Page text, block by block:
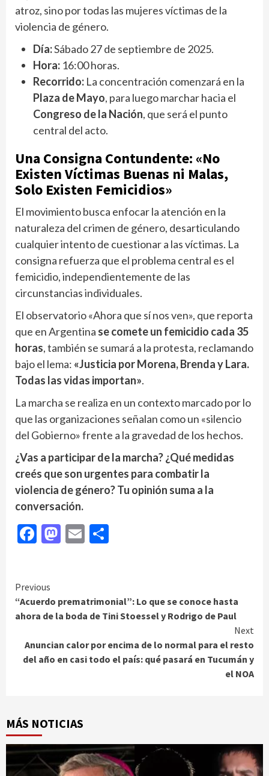
atroz, sino por todas las mujeres víctimas de la
violencia de género.
Día:Sábado 27 de septiembre de 2025.
Hora: 16:00 horas.
Recorrido: La concentración comenzará en la
Plaza de Mayo, para luego marchar hacia el
Congreso de la Nación, que será el punto
central del acto.
Una Consigna Contundente: «No
Existen Víctimas Buenas ni Malas,
Solo Existen Femicidios»
El movimiento busca enfocar la atención en la
naturaleza del crimen de género, desarticulando
cualquier intento de cuestionar a las víctimas. La
consigna refuerza que el problema central es el
femicidio, independientemente de las
circunstancias individuales.
El observatorio «Ahora que sí nos ven», que reporta
que en Argentina se comete un femicidio cada 35
horas, también se sumará a la protesta, reclamando
bajo el lema: «Justicia por Morena, Brenda y Lara.
Todas las vidas importan».
La marcha se realiza en un contexto marcado por lo
que las organizaciones señalan como un «silencio
del Gobierno» frente a la gravedad de los hechos.
¿Vas a participar de la marcha? ¿Qué medidas
creés que son urgentes para combatir la
violencia de género? Tu opinión suma a la
conversación.
Facebook
Mastodon
Email
Continue
Reading
Previous
“Acuerdo prematrimonial”: Lo que se conoce hasta
ahora de la boda de Tini Stoessel y Rodrigo de Paul
Next
Anuncian calor por encima de lo normal para el resto
del año en casi todo el país: qué pasará en Tucumán y
el NOA
MÁS NOTICIAS